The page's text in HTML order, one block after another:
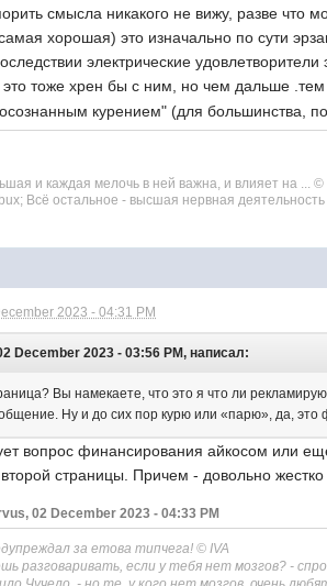
смысла никакого не вижу, разве что
хорошая) это изначально по сути
электрические
тоже хрен бы с ним, но чем дальше
курением" (для большинства,
и каждая мелочь в ней важна, и влияет на ...
Всё остальное - высшая нервная
2023 - 04:31 PM
December 2023 - 03:56 PM, написал:
Вы намекаете, что это я что ли
Ну и до сих пор курю или «парю», да, это
вопрос финансирования айкосом или
страницы. Причем - довольно
02 December 2023 - 04:33 PM
за етова типчега!© IVA
разговаривать, если у тебя нет мозгов? -